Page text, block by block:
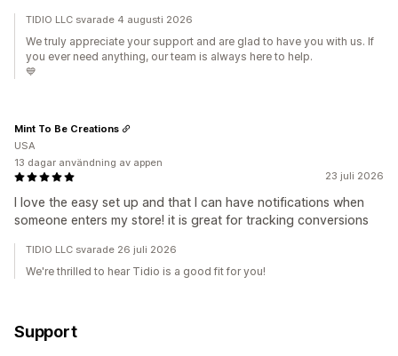
TIDIO LLC svarade 4 augusti 2026
We truly appreciate your support and are glad to have you with us. If
you ever need anything, our team is always here to help.
💙
23 juli 2026
I love the easy set up and that I can have notifications when
someone enters my store! it is great for tracking conversions
Mint To Be Creations
USA
13 dagar användning av appen
TIDIO LLC svarade 26 juli 2026
We're thrilled to hear Tidio is a good fit for you!
Support